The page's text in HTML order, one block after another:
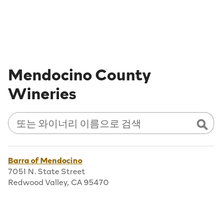
Mendocino County
Wineries
와이너리 찾기
찾고 계시는 와이너리의 이름을 입력하시면 찾아드립니다.
Barra of Mendocino
7051 N. State Street
Redwood Valley, CA 95470